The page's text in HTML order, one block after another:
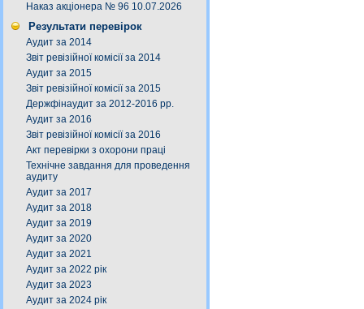
Наказ акціонера № 96 10.07.2026
Результати перевірок
Аудит за 2014
Звіт ревізійної комісії за 2014
Аудит за 2015
Звіт ревізійної комісії за 2015
Держфінаудит за 2012-2016 рр.
Аудит за 2016
Звіт ревізійної комісії за 2016
Акт перевірки з охорони праці
Технічне завдання для проведення
аудиту
Аудит за 2017
Аудит за 2018
Аудит за 2019
Аудит за 2020
Аудит за 2021
Аудит за 2022 рік
Аудит за 2023
Аудит за 2024 рік